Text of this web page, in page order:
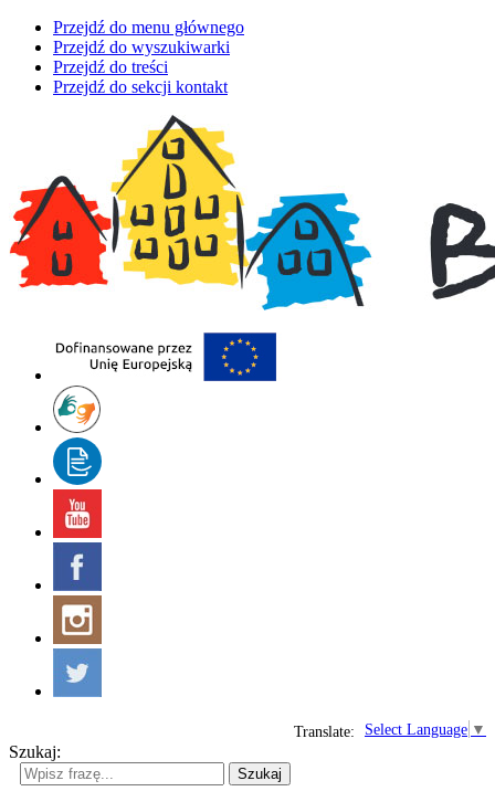
Przejdź do menu głównego
Przejdź do wyszukiwarki
Przejdź do treści
Przejdź do sekcji kontakt
Select Language ▼
Translate:
Szukaj:
Szukaj